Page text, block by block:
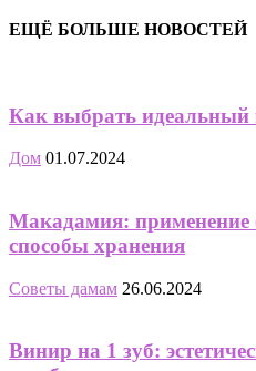
ЕЩЁ БОЛЬШЕ НОВОСТЕЙ
Как выбрать идеальный
Дом 01.07.2024
Макадамия: применение
способы хранения
Советы дамам 26.06.2024
Винир на 1 зуб: